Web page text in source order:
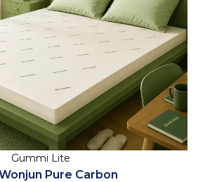
Gummi Lite
Pure Carbon